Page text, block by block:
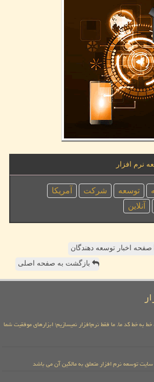
نرم افزار
توسعه شركت
آمریكا
آنلاین
صفحه اخبار توسعه دهندگان
بازگشت به صفحه اصلی
به خط کد ما. ما فقط نرم‌افزار نمیسازیم؛ ابزارهای موفقیت شما